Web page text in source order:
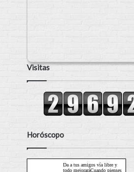
Visitas
Horóscopo